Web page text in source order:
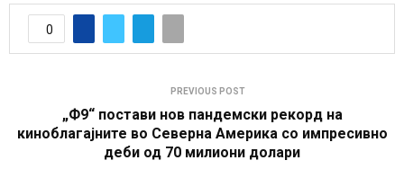
0
PREVIOUS POST
„Ф9“ постави нов пандемски рекорд на
киноблагајните во Северна Америка со импресивно
деби од 70 милиони долари